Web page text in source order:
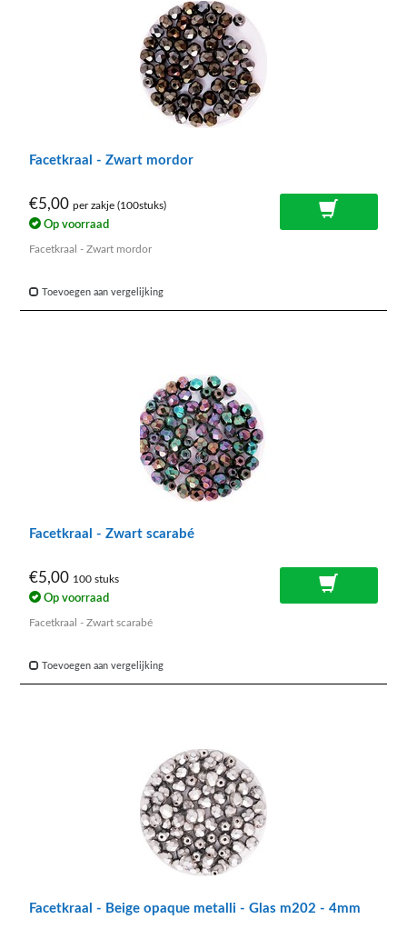
Facetkraal - Zwart mordor
€5,00 per zakje (100stuks)
Op voorraad
Facetkraal - Zwart mordor
Toevoegen aan vergelijking
Facetkraal - Zwart scarabé
€5,00 100 stuks
Op voorraad
Facetkraal - Zwart scarabé
Toevoegen aan vergelijking
Facetkraal - Beige opaque metalli - Glas m202 - 4mm